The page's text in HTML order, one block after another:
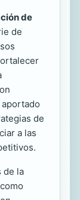
de
de
de
a las
de la